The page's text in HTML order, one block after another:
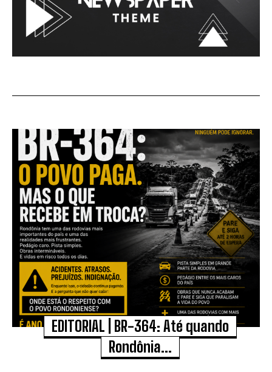
EDITORIAL | BR-364: Até quando
Rondônia...